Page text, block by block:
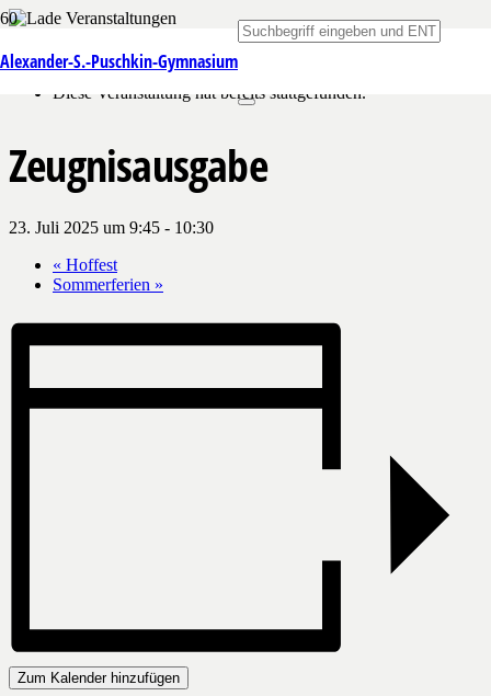
Alexander-S.-Puschkin-Gymnasium
« Alle Veranstaltungen
Diese Veranstaltung hat bereits stattgefunden.
Zeugnisausgabe
23. Juli 2025 um 9:45 - 10:30
« Hoffest
Sommerferien »
Zum Kalender hinzufügen